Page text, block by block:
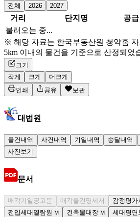
전체 2026 2027
거리 단지명 공
불러오는 중...
※ 해당 자료는 한국부동산원 청약홈
5km 이내의 물건을 기준으로 산정되었
크기
작게
크게
더크게
인쇄
공유 보관
대법원
물건내역 사건내역 기일내역 송달내역
사진보기
문서
매각기일공고문 매각물건명세서 감정평가
전입세대열람원 M 건축물대장 M 세대평면